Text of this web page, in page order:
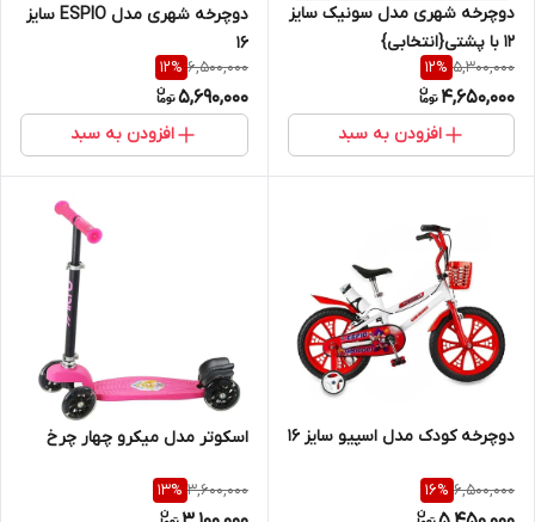
دوچرخه شهری مدل سونیک سایز
12 با پشتی{انتخابی}
5,300,000
12%
4,650,000
افزودن به سبد
دوچرخه شهری مدل ESPIO سایز
16
6,500,000
12%
5,690,000
افزودن به سبد
دوچرخه کودک مدل اسپیو سایز 16
6,500,000
16%
اسکوتر مدل میکرو چهار چرخ
3,600,000
13%